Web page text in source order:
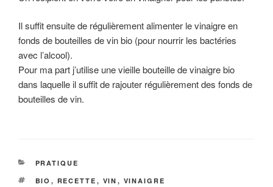
Il suffit ensuite de régulièrement alimenter le vinaigre en
fonds de bouteilles de vin bio (pour nourrir les bactéries
avec l’alcool).
Pour ma part j’utilise une vieille bouteille de vinaigre bio
dans laquelle il suffit de rajouter régulièrement des fonds de
bouteilles de vin.
CATÉGORIES
PRATIQUE
ÉTIQUETTES
BIO , RECETTE , VIN , VINAIGRE